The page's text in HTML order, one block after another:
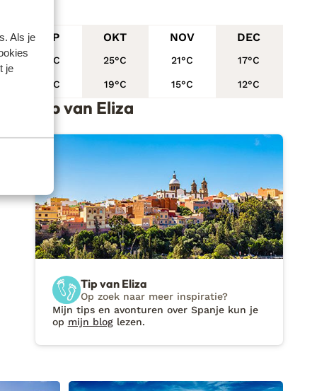
Als je
je
SEP
25°C
19°C
OKT
25°C
19°C
NOV
21°C
15°C
DEC
17°C
12°C
Tip van Eliza
Tip van Eliza
Op zoek naar meer inspiratie?
Mijn tips en avonturen over Spanje kun je
op mijn bloglezen.